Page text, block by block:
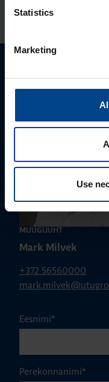
Statistics
Marketing
Use
Palun võtke
MÜÜGIJUHT
Mark Milvek
+372 56560000
Eesnimi*
Perekonnanimi*